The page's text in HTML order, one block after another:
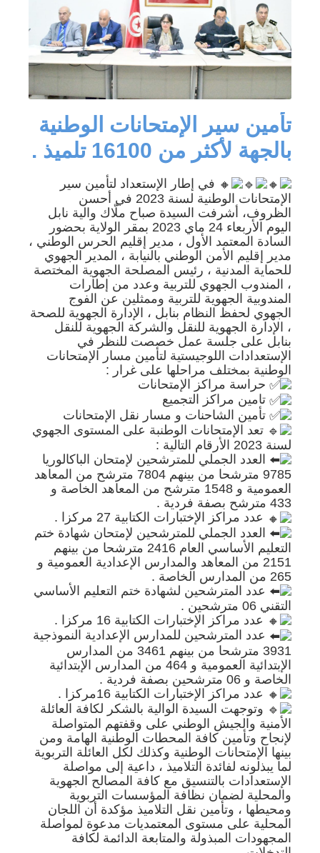
تأمين سير الإمتحانات الوطنية
بالجهة لأكثر من 16100 تلميذ .
في إطار الإستعداد لتأمين سير
الإمتحانات الوطنية لسنة 2023 في أحسن
الظروف، أشرفت السيدة صباح ملّاك والية نابل
اليوم الأربعاء 24 ماي 2023 بمقر الولاية بحضور
السادة المعتمد الأول ، مدير إقليم الحرس الوطني ،
مدير إقليم الأمن الوطني بالنيابة ، المدير الجهوي
للحماية المدنية ، رئيس المصلحة الجهوية المختصة
، المندوب الجهوي للتربية وعدد من إطارات
المندوبية الجهوية للتربية وممثلين عن الفوج
الجهوي لحفظ النظام بنابل ، الإدارة الجهوية للصحة
، الإدارة الجهوية للنقل والشركة الجهوية للنقل
بنابل على جلسة عمل خصصت للنظر في
الإستعدادات اللوجيستية لتأمين مسار الإمتحانات
الوطنية بمختلف مراحلها على غرار :
حراسة مراكز الإمتحانات
تامين مراكز التجميع
تأمين الشاحنات و مسار نقل الإمتحانات
تعد الإمتحانات الوطنبة على المستوى الجهوي
لسنة 2023 الأرقام التالية :
العدد الجملي للمترشحين لإمتحان الباكالوريا
9785 مترشحا من بينهم 7804 مترشح من المعاهد
العمومية و 1548 مترشح من المعاهد الخاصة و
433 مترشح بصفة فردية .
عدد مراكز الإختبارات الكتابية 27 مركزا .
العدد الجملي للمترشحين لإمتحان شهادة ختم
التعليم الأساسي العام 2416 مترشحا من بينهم
2151 من المعاهد والمدارس الإعدادية العمومية و
265 من المدارس الخاصة .
عدد المترشحين لشهادة ختم التعليم الأساسي
التقني 06 مترشحين .
عدد مراكز الإختبارات الكتابية 16 مركزا .
عدد المترشحين للمدارس الإعدادية النموذجية
3931 مترشحا من بينهم 3461 من المدارس
الإبتدائية العمومية و 464 من المدارس الإبتدائية
الخاصة و 06 مترشحين بصفة فردية .
عدد مراكز الإختبارات الكتابية 16مركزا .
وتوجهت السيدة الوالية بالشكر لكافة العائلة
الأمنية والجيش الوطني على وقفتهم المتواصلة
لإنجاح وتأمين كافة المحطات الوطنية الهامة ومن
بينها الإمتحانات الوطنية وكذلك لكل العائلة التربوية
لما يبذلونه لفائدة التلاميذ ، داعية إلى مواصلة
الإستعدادات بالتنسيق مع كافة المصالح الجهوية
والمحلية لضمان نظافة المؤسسات التربوية
ومحيطها ، وتأمين نقل التلاميذ مؤكدة أن اللجان
المحلية على مستوى المعتمديات مدعوة لمواصلة
المجهودات المبذولة والمتابعة الدائمة لكافة